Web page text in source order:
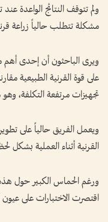
ولم تتوقف النتائج الواعدة
مشكلة تتطلب حالياً زراعة
على قوة القرنية الطبيعية
تجهيزات مرتفعة التكلفة،
ويعمل الفريق حالياً على
القرنية أثناء العملية بشكل
ورغم الحماس الكبير حول هذه
اقتصرت الاختبارات على عيون